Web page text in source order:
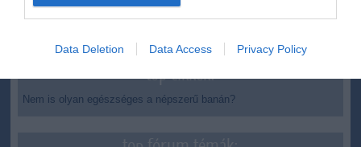
Data Deletion Data Access Privacy Policy
top cikkek:
Nem is olyan egészséges a népszerű banán?